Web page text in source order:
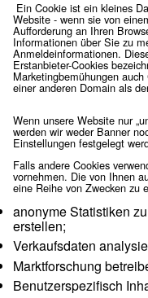
Wenn Sie eine
in Ihrem Browser
Cookies.
Diese Informationen
Einstellungen oder
die Website so
identifizieren Sie
respektieren, können
nicht zugelassen
Ein Cookie ist ein
Website - wenn sie
Aufforderung an
Informationen über
Erstanbieter-Cookies
einer anderen